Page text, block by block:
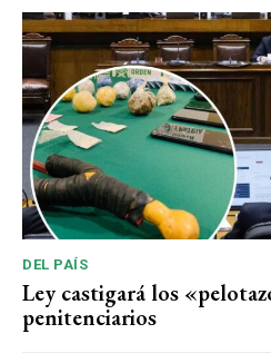
DEL PAÍS
Ley castigará los
penitenciarios